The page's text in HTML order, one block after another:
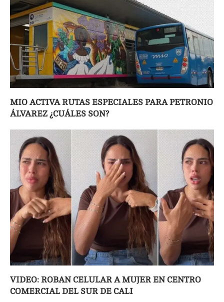
MIO ACTIVA RUTAS ESPECIALES PARA PETRONIO
ÁLVAREZ ¿CUÁLES SON?
VIDEO: ROBAN CELULAR A MUJER EN CENTRO
COMERCIAL DEL SUR DE CALI